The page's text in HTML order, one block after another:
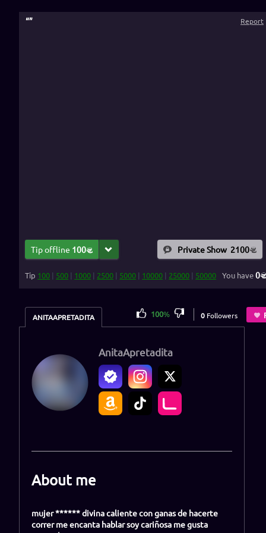
“” Report
Tip offline 100 Private Show 2100
Tip 100 | 500 | 1000 | 2500 | 5000 | 10000 | 25000 | 50000 You have0
ANITAAPRETADITA 100% 0 Followers
AnitaApretadita
About me
mujer ****** divina caliente con ganas de hacerte
correr me encanta hablar soy cariñosa me gusta